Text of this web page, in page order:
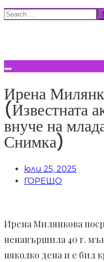
Skip
Search
Ирена
(Известната
внуче на
Снимка)
юли 25, 2025
ГОРЕЩО
Ирена Милянкова
ненавършила 40 г.
няколко дена и е бил